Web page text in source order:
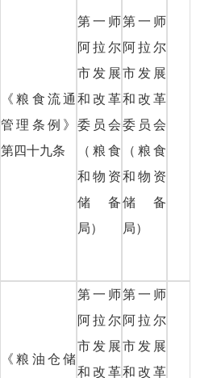
《粮食流通
管理条例》
第四十九条
第一师
阿拉尔
市发展
和改革
委员会
（粮食
和物资
储备
局）
第一师
阿拉尔
市发展
和改革
委员会
（粮食
和物资
储备
局）
《粮油仓储
第一师
阿拉尔
市发展
和改革
第一师
阿拉尔
市发展
和改革